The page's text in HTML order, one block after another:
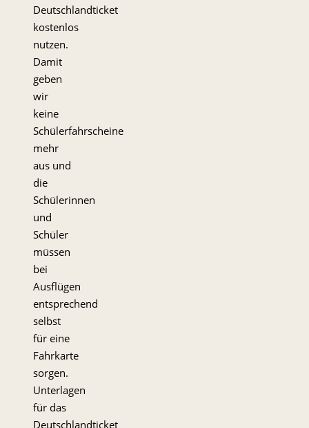
Deutschlandticket
kostenlos
nutzen.
Damit
geben
wir
keine
Schülerfahrscheine
mehr
aus und
die
Schülerinnen
und
Schüler
müssen
bei
Ausflügen
entsprechend
selbst
für eine
Fahrkarte
sorgen.
Unterlagen
für das
Deutschlandticket